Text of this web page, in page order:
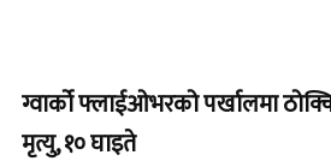
ग्वार्को फ्लाईओभरको पर्खालमा
मृत्यु, १० घाइते